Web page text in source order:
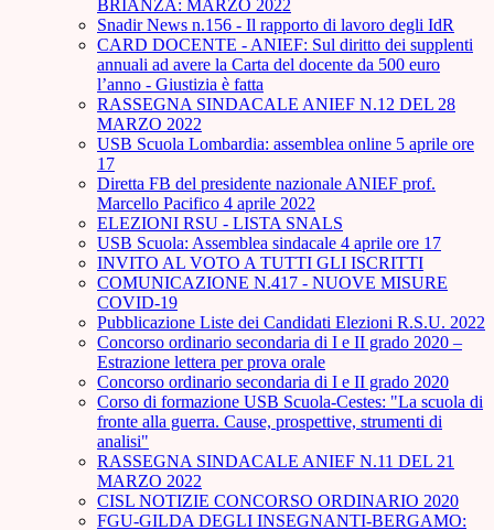
BRIANZA: MARZO 2022
Snadir News n.156 - Il rapporto di lavoro degli IdR
CARD DOCENTE - ANIEF: Sul diritto dei supplenti
annuali ad avere la Carta del docente da 500 euro
l’anno - Giustizia è fatta
RASSEGNA SINDACALE ANIEF N.12 DEL 28
MARZO 2022
USB Scuola Lombardia: assemblea online 5 aprile ore
17
Diretta FB del presidente nazionale ANIEF prof.
Marcello Pacifico 4 aprile 2022
ELEZIONI RSU - LISTA SNALS
USB Scuola: Assemblea sindacale 4 aprile ore 17
INVITO AL VOTO A TUTTI GLI ISCRITTI
COMUNICAZIONE N.417 - NUOVE MISURE
COVID-19
Pubblicazione Liste dei Candidati Elezioni R.S.U. 2022
Concorso ordinario secondaria di I e II grado 2020 –
Estrazione lettera per prova orale
Concorso ordinario secondaria di I e II grado 2020
Corso di formazione USB Scuola-Cestes: "La scuola di
fronte alla guerra. Cause, prospettive, strumenti di
analisi"
RASSEGNA SINDACALE ANIEF N.11 DEL 21
MARZO 2022
CISL NOTIZIE CONCORSO ORDINARIO 2020
FGU-GILDA DEGLI INSEGNANTI-BERGAMO: